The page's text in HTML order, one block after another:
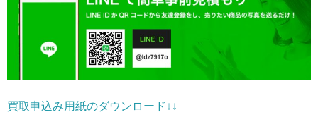
買取申込み用紙のダウンロード↓↓